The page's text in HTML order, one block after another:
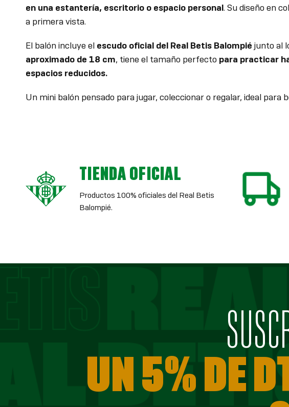
en una estantería, escritorio o espacio personal. Su diseño en
a primera vista.
El balón incluye el escudo oficial del Real Betis Balompié junto al
aproximado de 18 cm, tiene el tamaño perfecto para practicar
espacios reducidos.
Un mini balón pensado para jugar, coleccionar o regalar, ideal para
TIENDA OFICIAL
Productos 100% oficiales del Real Betis
Balompié.
UN 5% DE